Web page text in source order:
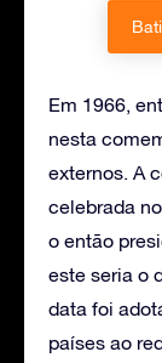
Em 1966,
nesta
externos. A
celebrada
o então
este seria o
data foi
países ao